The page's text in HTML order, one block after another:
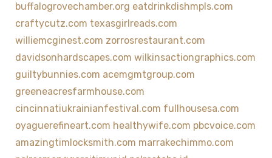
buffalogrovechamber.org eatdrinkdishmpls.com
craftycutz.com texasgirlreads.com
williemcginest.com zorrosrestaurant.com
davidsonhardscapes.com wilkinsactiongraphics.com
guiltybunnies.com acemgmtgroup.com
greeneacresfarmhouse.com
cincinnatiukrainianfestival.com fullhousesa.com
oyaguerefineart.com healthywife.com pbcvoice.com
amazingtimlocksmith.com marrakechimmo.com